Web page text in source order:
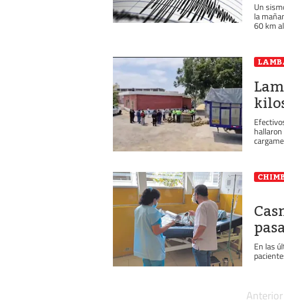
Un
la
60 km
hallaron
En las
Anterior